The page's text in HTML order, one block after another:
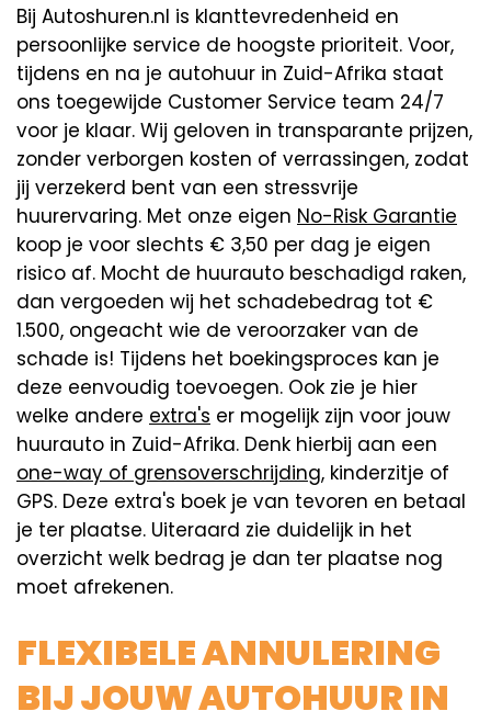
Bij Autoshuren.nl is klanttevredenheid en
persoonlijke service de hoogste prioriteit. Voor,
tijdens en na je autohuur in Zuid-Afrika staat
ons toegewijde Customer Service team 24/7
voor je klaar. Wij geloven in transparante prijzen,
zonder verborgen kosten of verrassingen, zodat
jij verzekerd bent van een stressvrije
huurervaring. Met onze eigen No-Risk Garantie
koop je voor slechts € 3,50 per dag je eigen
risico af. Mocht de huurauto beschadigd raken,
dan vergoeden wij het schadebedrag tot €
1.500, ongeacht wie de veroorzaker van de
schade is! Tijdens het boekingsproces kan je
deze eenvoudig toevoegen. Ook zie je hier
welke andere extra's er mogelijk zijn voor jouw
huurauto in Zuid-Afrika. Denk hierbij aan een
one-way of grensoverschrijding, kinderzitje of
GPS. Deze extra's boek je van tevoren en betaal
je ter plaatse. Uiteraard zie duidelijk in het
overzicht welk bedrag je dan ter plaatse nog
moet afrekenen.
FLEXIBELE ANNULERING
BIJ JOUW AUTOHUUR IN